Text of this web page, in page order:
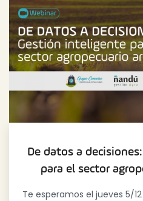
De datos a
para el sector
Te esperamos el jueves 5/